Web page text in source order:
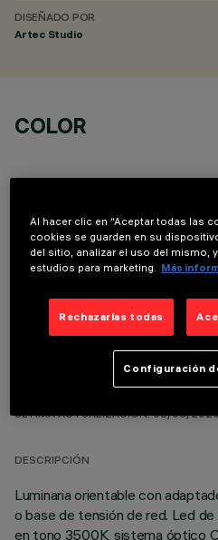
DISEÑADO POR
Artec Studio
COLOR
COMPONENTES
DATOS TÉCNICOS
ÚLTIMA ACTUALIZACIÓN: 05/08/
DESCRIPCIÓN
Luminaria orientable con
o base de tensión de red. Led
en tono 3500K, sistema óptico
Al hacer clic en “Aceptar todas las
cookies se guarden en su
del sitio, analizar el uso del mismo,
estudios para marketing.
Más
Rechazarlas todas
Configuración